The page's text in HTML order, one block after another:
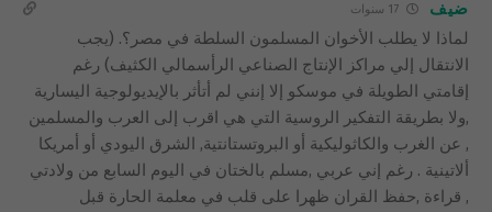
ضيف 17 سنوات
لماذا لا يطلب الأخوان المسلمون السلطة في مصر؟. (يجب
الانتقال إلي مراكز الإنتاج الصناعي الرأسمالي الكثيف) رغم
إقامتي الطويلة في موسكو إلا إنني لم أتأثر بالإيديولوجية اليسارية
,ولا بطريقة التفكير الروسية التي هي اقرب إلى العرب والمسلمين
, عن الغرب والكاثوليكية أو البروتستانتية, الشرق اليودي أو أمريكا
ألاتينية . رغم إني عربي ,مسلم بالختان في اليوم السابع من ولادتي
, قراءة ,حفظ القران ظهرا على قلب في معلمة الحارة قبل